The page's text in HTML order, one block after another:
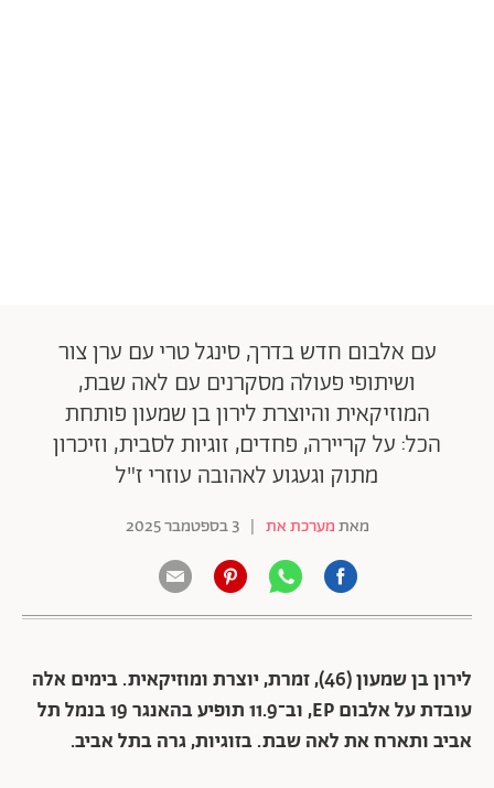
עם אלבום חדש בדרך, סינגל טרי עם ערן צור
ושיתופי פעולה מסקרנים עם לאה שבת,
המוזיקאית והיוצרת לירון בן שמעון פותחת
הכל: על קריירה, פחדים, זוגיות לסבית, וזיכרון
מתוק וגעגוע לאהובה עוזרי ז"ל
מאתמערכת את | 3 בספטמבר 2025
לירון בן שמעון (46), זמרת, יוצרת ומוזיקאית. בימים אלה
עובדת על אלבום EP, וב־11.9 תופיע בהאנגר 19 בנמל תל
אביב ותארח את לאה שבת. בזוגיות, גרה בתל אביב.